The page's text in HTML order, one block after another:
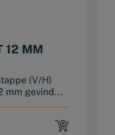
12 MM
(V/H)
mm gevind...